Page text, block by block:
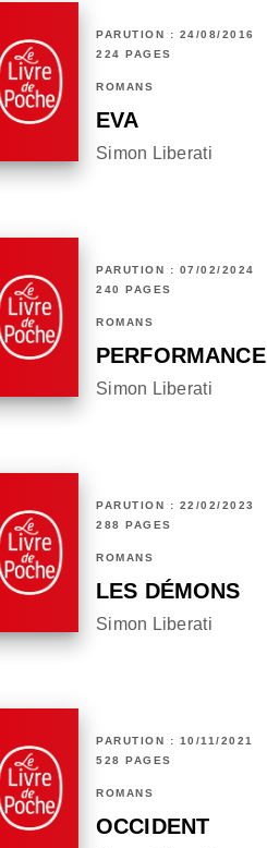
PARUTION : 24/08/2016
224 PAGES
ROMANS
EVA
Simon Liberati
PARUTION : 07/02/2024
240 PAGES
ROMANS
PERFORMANCE
Simon Liberati
PARUTION : 22/02/2023
288 PAGES
ROMANS
LES DÉMONS
Simon Liberati
PARUTION : 10/11/2021
528 PAGES
ROMANS
OCCIDENT